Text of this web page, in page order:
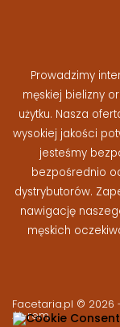
Prowadzimy
męskiej bielizny
użytku. Nasza
wysokiej jakości
jesteśmy
bezpośrednio
dystrybutorów.
nawigację
męskich
Facetaria.pl © 2026
At-rem